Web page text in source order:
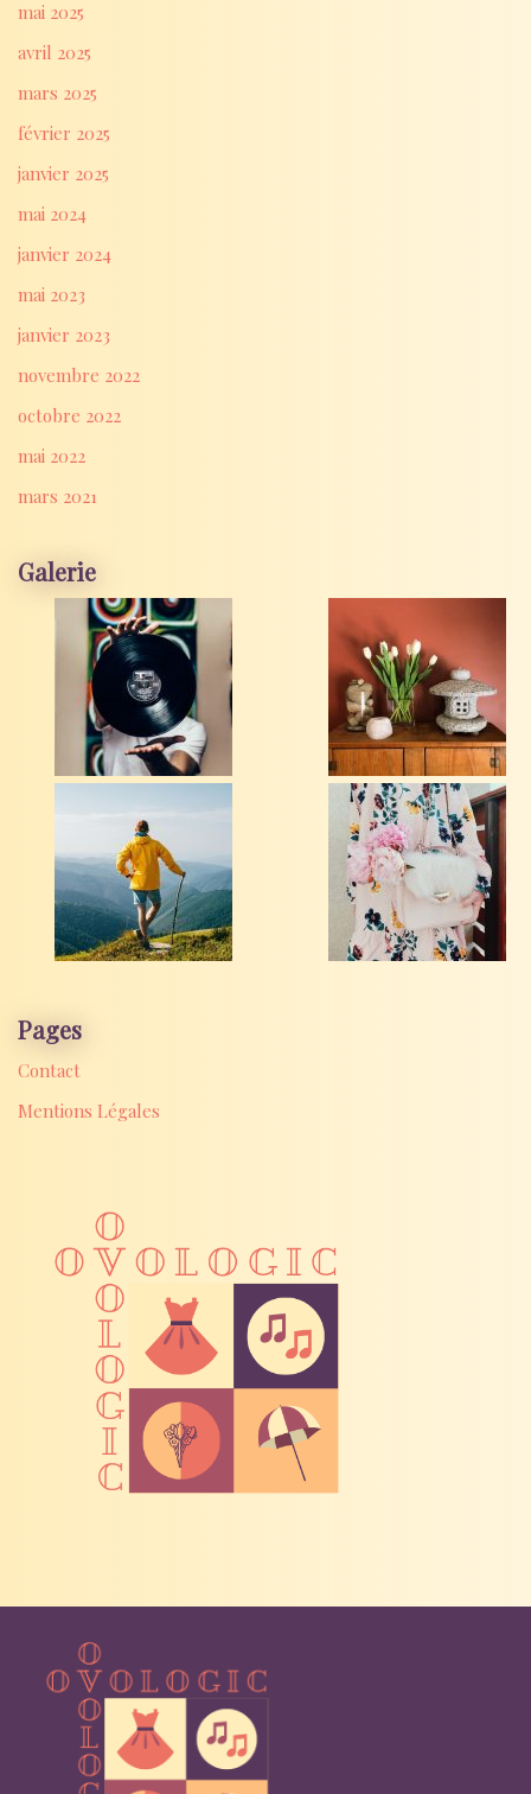
mai 2025
avril 2025
mars 2025
février 2025
janvier 2025
mai 2024
janvier 2024
mai 2023
janvier 2023
novembre 2022
octobre 2022
mai 2022
mars 2021
Galerie
Pages
Contact
Mentions Légales